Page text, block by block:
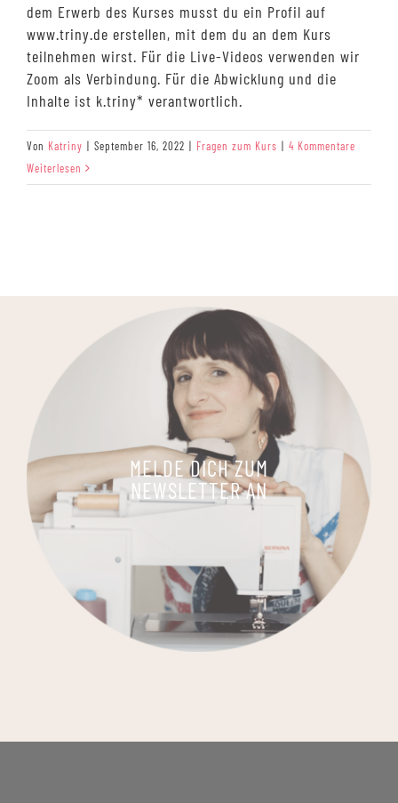
dem Erwerb des Kurses musst du ein Profil auf
www.triny.de erstellen, mit dem du an dem Kurs
teilnehmen wirst. Für die Live-Videos verwenden wir
Zoom als Verbindung. Für die Abwicklung und die
Inhalte ist k.triny* verantwortlich.
Von Katriny | September 16, 2022 | Fragen zum Kurs | 4 Kommentare
Weiterlesen
MELDE DICH ZUM
NEWSLETTER AN